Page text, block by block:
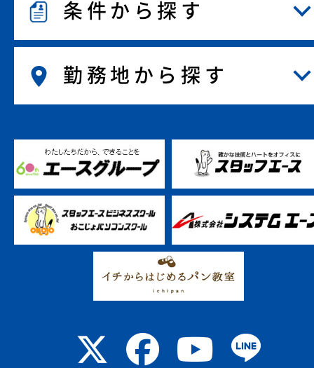
条件から探す
勤務地から探す